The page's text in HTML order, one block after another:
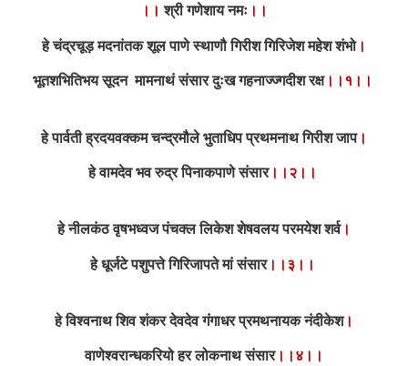
।। श्री गणेशाय नमः ।।
हे चंद्रचूड़ मदनांतक शूल पाणे स्थाणौ गिरीश गिरिजेश महेश शंभो।
भूतशभितिभय सूदन मामनाथं संसार दुःख गहनाज्ज्गदीश रक्ष।।१।।
हे पार्वती ह्रदयवक्कम चन्द्रमौले भुताधिप प्रथमनाथ गिरीश जाप।
हे वामदेव भव रुद्र पिनाकपाणे संसार।।२।।
हे नीलकंठ वृषभध्वज पंचक्ल लिकेश शेषवलय परमयेश शर्व।
हे धूर्जटे पशुपत्ते गिरिजापते मां संसार।।३।।
हे विश्वनाथ शिव शंकर देवदेव गंगाधर प्रमथनायक नंदीकेश।
वाणेश्वरान्धकरियो हर लोकनाथ संसार।।४।।